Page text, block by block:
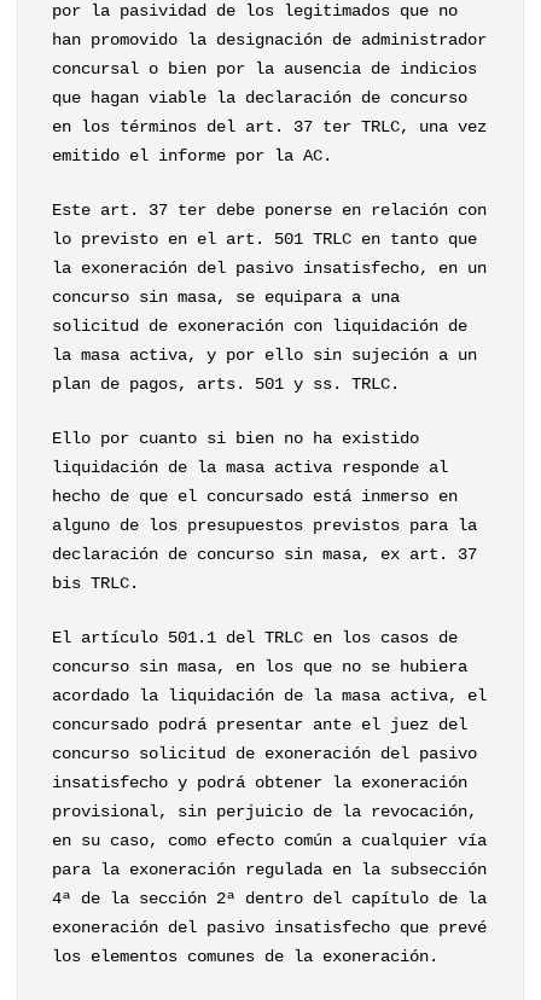
por la pasividad de los legitimados que no
han promovido la designación de administrador
concursal o bien por la ausencia de indicios
que hagan viable la declaración de concurso
en los términos del art. 37 ter TRLC, una vez
emitido el informe por la AC.
Este art. 37 ter debe ponerse en relación con
lo previsto en el art. 501 TRLC en tanto que
la exoneración del pasivo insatisfecho, en un
concurso sin masa, se equipara a una
solicitud de exoneración con liquidación de
la masa activa, y por ello sin sujeción a un
plan de pagos, arts. 501 y ss. TRLC.
Ello por cuanto si bien no ha existido
liquidación de la masa activa responde al
hecho de que el concursado está inmerso en
alguno de los presupuestos previstos para la
declaración de concurso sin masa, ex art. 37
bis TRLC.
El artículo 501.1 del TRLC en los casos de
concurso sin masa, en los que no se hubiera
acordado la liquidación de la masa activa, el
concursado podrá presentar ante el juez del
concurso solicitud de exoneración del pasivo
insatisfecho y podrá obtener la exoneración
provisional, sin perjuicio de la revocación,
en su caso, como efecto común a cualquier vía
para la exoneración regulada en la subsección
4ª de la sección 2ª dentro del capítulo de la
exoneración del pasivo insatisfecho que prevé
los elementos comunes de la exoneración.